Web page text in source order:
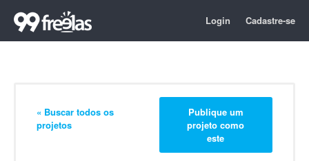
Login Cadastre-se
« Buscar todos os
projetos
Publique um
projeto como
este